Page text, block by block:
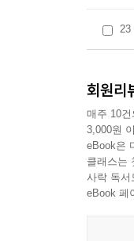
23
회원리
매주 10
3,000원
eBook은
클래스는
사락 독서
eBook 페